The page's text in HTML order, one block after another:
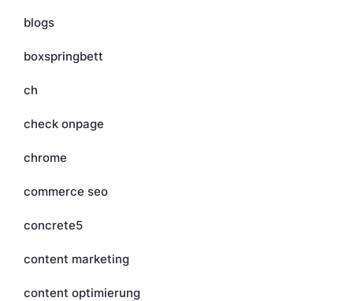
blogs
boxspringbett
ch
check onpage
chrome
commerce seo
concrete5
content marketing
content optimierung